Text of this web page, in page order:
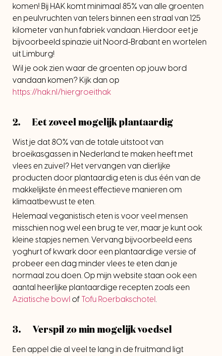
komen! Bij HAK komt minimaal 85% van alle groenten
en peulvruchten van telers binnen een straal van 125
kilometer van hun fabriek vandaan. Hierdoor eet je
bijvoorbeeld spinazie uit Noord-Brabant en wortelen
uit Limburg!
Wil je ook zien waar de groenten op jouw bord
vandaan komen? Kijk dan op
https://hak.nl/hiergroeithak
2. Eet zoveel mogelijk plantaardig
Wist je dat 80% van de totale uitstoot van
broeikasgassen in Nederland te maken heeft met
vlees en zuivel? Het vervangen van dierlijke
producten door plantaardig eten is dus één van de
makkelijkste én meest effectieve manieren om
klimaatbewust te eten.
Helemaal veganistisch eten is voor veel mensen
misschien nog wel een brug te ver, maar je kunt ook
kleine stapjes nemen. Vervang bijvoorbeeld eens
yoghurt of kwark door een plantaardige versie of
probeer een dag minder vlees te eten dan je
normaal zou doen. Op mijn website staan ook een
aantal heerlijke plantaardige recepten zoals een
Aziatische bowl of Tofu Roerbakschotel .
3. Verspil zo min mogelijk voedsel
Een appel die al veel te lang in de fruitmand ligt